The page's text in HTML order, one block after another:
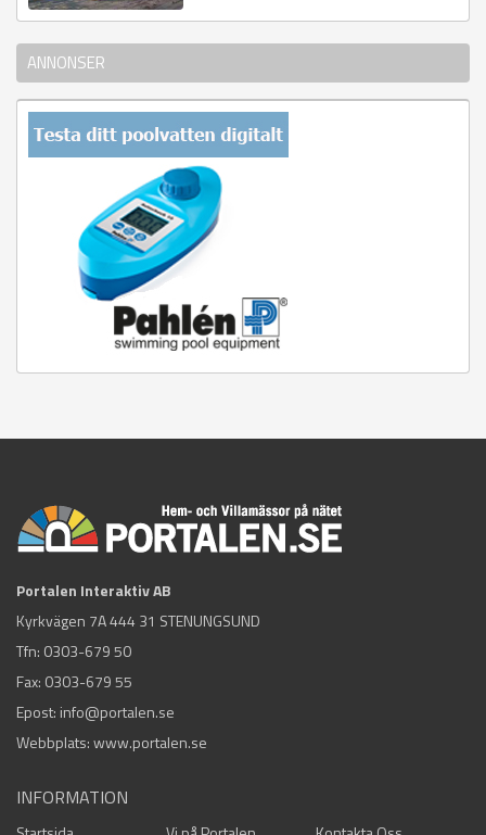
ANNONSER
Portalen Interaktiv AB
Kyrkvägen 7A 444 31 STENUNGSUND
Tfn: 0303-679 50
Fax: 0303-679 55
Epost: info@portalen.se
Webbplats: www.portalen.se
INFORMATION